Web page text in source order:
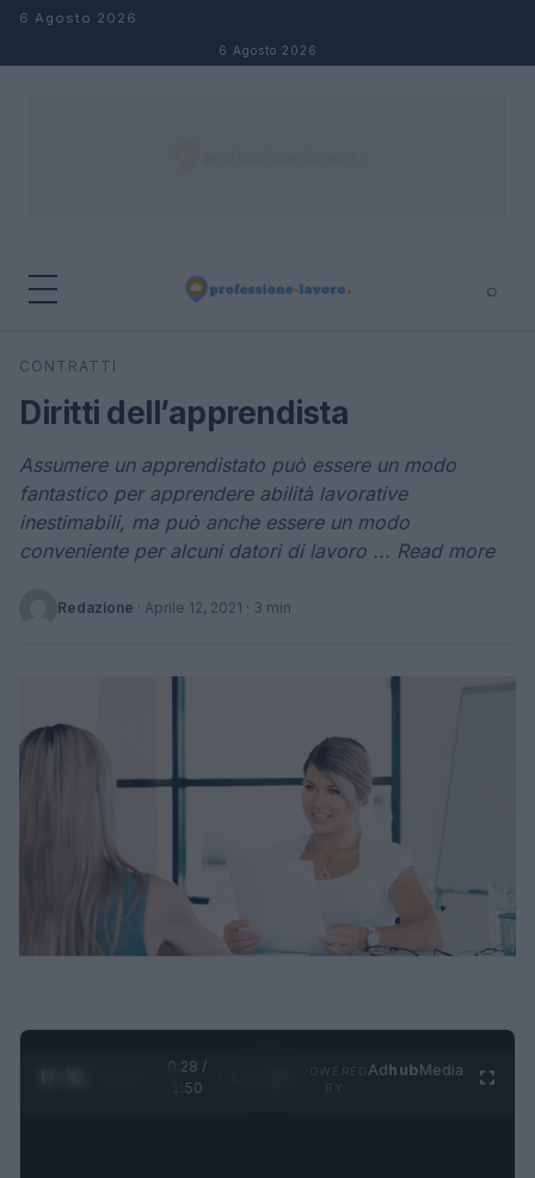
Salta al contenuto
6 Agosto 2026
6 Agosto 2026
⌕
Cerca
CONTRATTI
Diritti dell’apprendista
Assumere un apprendistato può essere un modo
fantastico per apprendere abilità lavorative
inestimabili, ma può anche essere un modo
conveniente per alcuni datori di lavoro ... Read more
Redazione · Aprile 12, 2021 · 3 min
0:29 /
1:50
AdhubMedia